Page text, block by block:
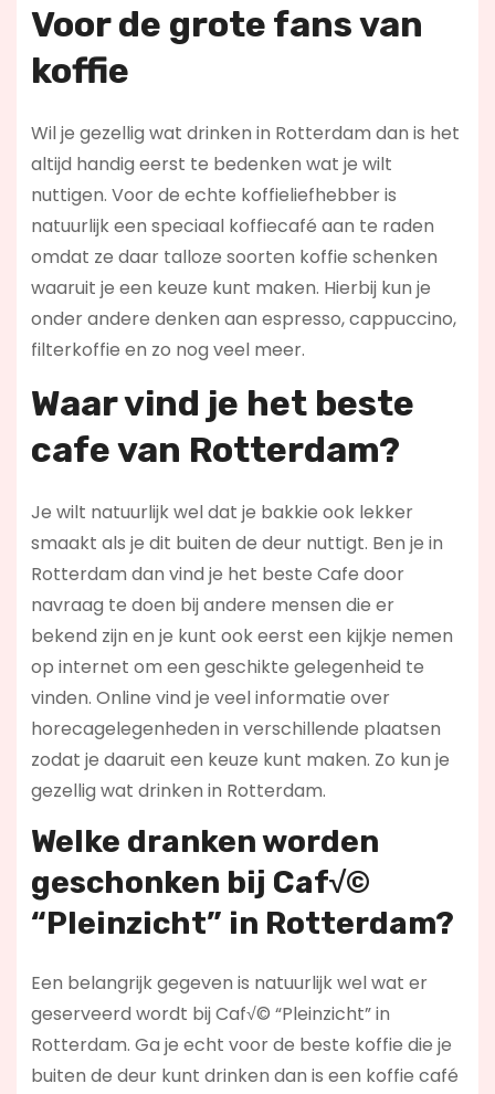
Voor de grote fans van
koffie
Wil je gezellig wat drinken in Rotterdam dan is het
altijd handig eerst te bedenken wat je wilt
nuttigen. Voor de echte koffieliefhebber is
natuurlijk een speciaal koffiecafé aan te raden
omdat ze daar talloze soorten koffie schenken
waaruit je een keuze kunt maken. Hierbij kun je
onder andere denken aan espresso, cappuccino,
filterkoffie en zo nog veel meer.
Waar vind je het beste
cafe van Rotterdam?
Je wilt natuurlijk wel dat je bakkie ook lekker
smaakt als je dit buiten de deur nuttigt. Ben je in
Rotterdam dan vind je het beste Cafe door
navraag te doen bij andere mensen die er
bekend zijn en je kunt ook eerst een kijkje nemen
op internet om een geschikte gelegenheid te
vinden. Online vind je veel informatie over
horecagelegenheden in verschillende plaatsen
zodat je daaruit een keuze kunt maken. Zo kun je
gezellig wat drinken in Rotterdam.
Welke dranken worden
geschonken bij Caf√©
“Pleinzicht” in Rotterdam?
Een belangrijk gegeven is natuurlijk wel wat er
geserveerd wordt bij Caf√© “Pleinzicht” in
Rotterdam. Ga je echt voor de beste koffie die je
buiten de deur kunt drinken dan is een koffie café